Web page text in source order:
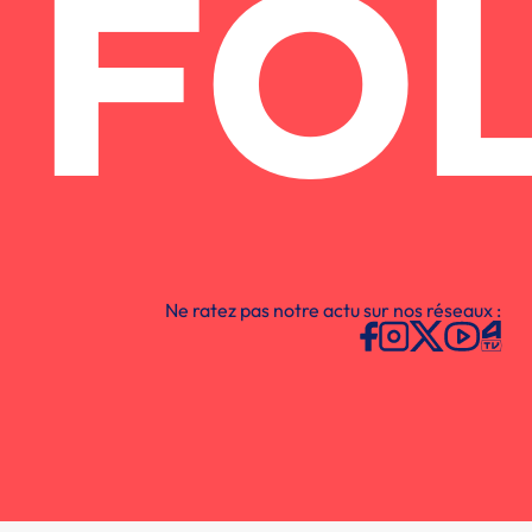
Ne ratez pas notre actu sur nos réseaux :